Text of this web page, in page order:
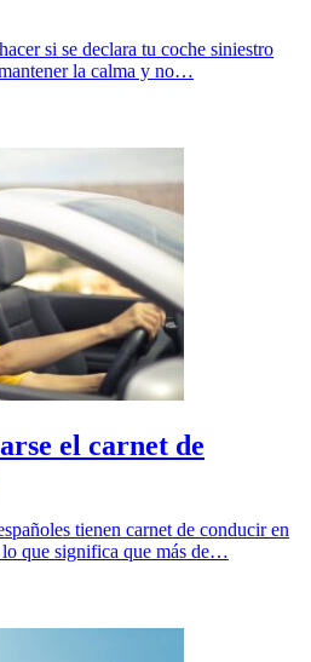
si se declara tu coche siniestro
la calma y no…
el carnet de
tienen carnet de conducir en
lo que significa que más de…